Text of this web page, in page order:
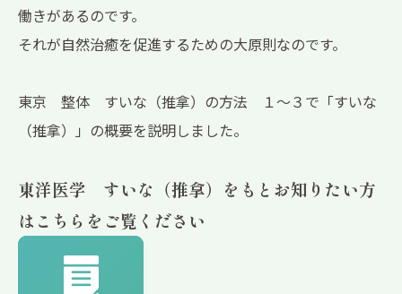
働きがあるのです。
それが自然治癒を促進するための大原則なのです。
東京 整体 すいな（推拿）の方法 １～３で「すいな
（推拿）」の概要を説明しました。
東洋医学 すいな（推拿）をもとお知りたい方
はこちらをご覧ください